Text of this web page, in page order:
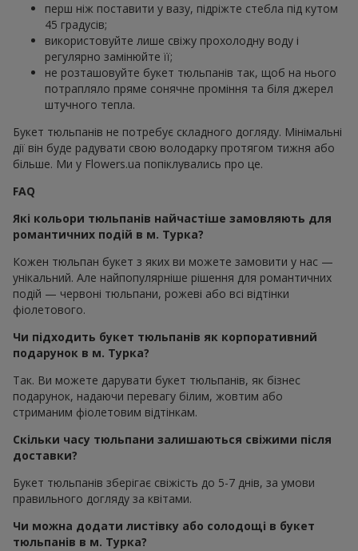
перш ніж поставити у вазу, підріжте стебла під кутом
45 градусів;
використовуйте лише свіжу прохолодну воду і
регулярно замінюйте її;
не розташовуйте букет тюльпанів так, щоб на нього
потрапляло пряме сонячне проміння та біля джерел
штучного тепла.
Букет тюльпанів не потребує складного догляду. Мінімальні
дії він буде радувати свою володарку протягом тижня або
більше. Ми у Flowers.ua попіклувались про це.
FAQ
Які кольори тюльпанів найчастіше замовляють для
романтичних подій в м. Турка?
Кожен тюльпан букет з яких ви можете замовити у нас —
унікальний. Але найпопулярніше рішення для романтичних
подій — червоні тюльпани, рожеві або всі відтінки
фіолетового.
Чи підходить букет тюльпанів як корпоративний
подарунок в м. Турка?
Так. Ви можете дарувати букет тюльпанів, як бізнес
подарунок, надаючи перевагу білим, жовтим або
стриманим фіолетовим відтінкам.
Скільки часу тюльпани залишаються свіжими після
доставки?
Букет тюльпанів зберігає свіжість до 5-7 днів, за умови
правильного догляду за квітами.
Чи можна додати листівку або солодощі в букет
тюльпанів в м. Турка?